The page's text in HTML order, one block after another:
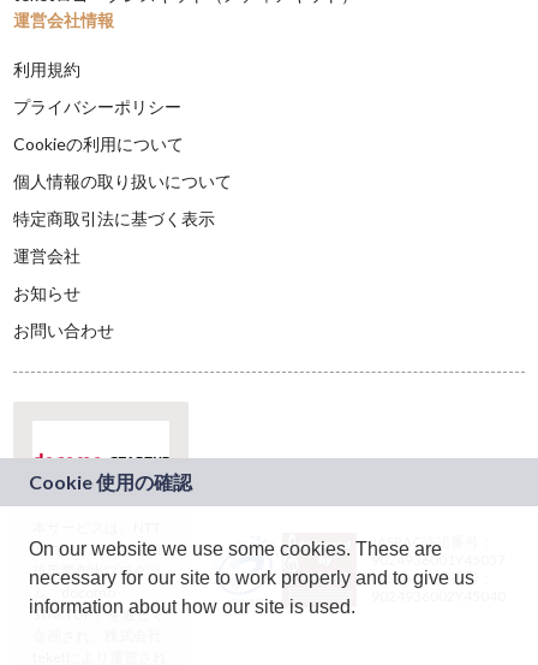
運営会社情報
利用規約
プライバシーポリシー
Cookieの利用について
個人情報の取り扱いについて
特定商取引法に基づく表示
運営会社
お知らせ
お問い合わせ
ドコモグループの新
規事業創出プログラ
ム「docomo
STARTUP」を通じて
JASRAC許諾番号：
9024936001Y45037
JASRAC許諾番号：
On our website we use some cookies. These are
necessary for our site to work properly and to give us
information about how our site is used.